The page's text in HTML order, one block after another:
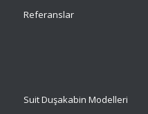
Referanslar
SuitDuşakabin Modelleri